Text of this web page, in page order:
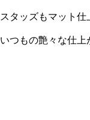
スタッズもマット仕
いつもの艶々な仕